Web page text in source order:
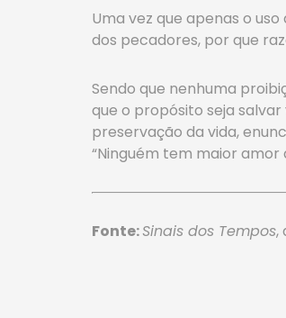
Uma vez que apenas o
dos pecadores, por que
Sendo que nenhuma
que o propósito seja
preservação da vida,
“Ninguém tem maior amor
Fonte:Sinais dos Tempos,